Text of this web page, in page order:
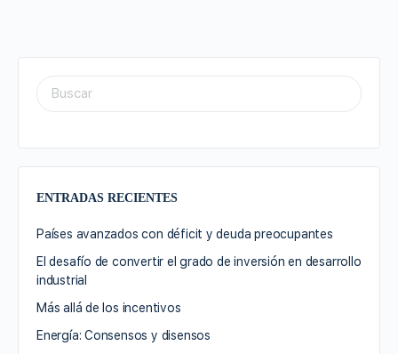
ENTRADAS RECIENTES
Países avanzados con déficit y deuda preocupantes
El desafío de convertir el grado de inversión en desarrollo
industrial
Más allá de los incentivos
Energía: Consensos y disensos